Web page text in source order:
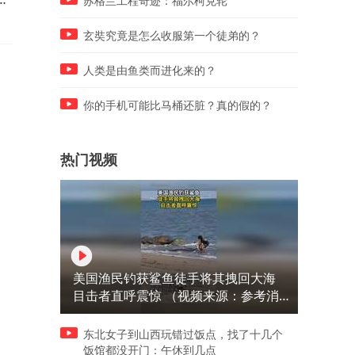
玄奘究竟是怎么收服第一个徒弟的？
人类是由鱼类而进化来的？
你的手机可能比马桶还脏？真的假的？
热门视频
美国渔民钓获鲨鱼徒手将其拽回大海
目击者直呼震惊 （视频来源：参考消
息）
东北女子到山西玩错过饭点，找了十几个
饭馆都没开门：午休到几点